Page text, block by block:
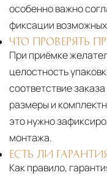
особенно важно
фиксации
ЧТО ПРОВЕРЯТЬ
При приёмке
целостность
соответствие
размеры и
это нужно
монтажа.
ЕСТЬ ЛИ
Как правило,